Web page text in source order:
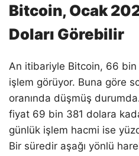
Bitcoin, Ocak
Doları Görebilir
An itibariyle Bitcoin, 66
işlem görüyor. Buna göre
oranında düşmüş
fiyat 69 bin 381 dolara
günlük işlem hacmi ise
Bir süredir aşağı yönlü